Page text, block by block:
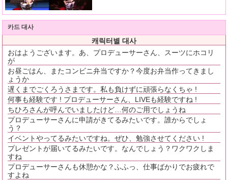
카드 대사
캐릭터별 대사
おはようございます。あ、プロデューサーさん、スーツにホコリ
が
お昼ごはん、またコンビニ弁当ですか？今度お弁当作ってきまし
ょうか
遅くまでごくろうさまです。私も負けずに頑張らなくちゃ !
何事も経験です ! プロデューサーさん、LIVEも経験ですね !
ちひろさんが呼んでいましたけど…何のご用でしょうね
プロデューサーさんに申請がきてるみたいです。誰からでしょ
う？
イベントやってるみたいですね。ぜひ、勉強させてください !
プレゼントが届いてるみたいです。なんでしょう？ワクワクしま
すね
プロデューサーさんも休憩かな？ふふっ、仕事ばかりでお疲れで
すよね